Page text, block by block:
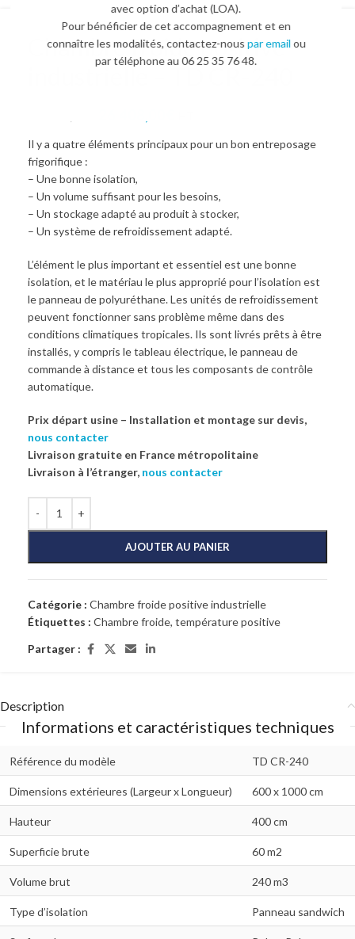
avec option d’achat (LOA).
Pour bénéficier de cet accompagnement et en
connaître les modalités, contactez-nouspar emailou
par téléphone au 06 25 35 76 48.
Chambre froide positive
industrielle – TD CR-240
Il y a quatre éléments principaux pour un bon entreposage
frigorifique :
– Une bonne isolation,
– Un volume suffisant pour les besoins,
– Un stockage adapté au produit à stocker,
– Un système de refroidissement adapté.
L’élément le plus important et essentiel est une bonne
isolation, et le matériau le plus approprié pour l’isolation est
le panneau de polyuréthane. Les unités de refroidissement
peuvent fonctionner sans problème même dans des
conditions climatiques tropicales. Ils sont livrés prêts à être
installés, y compris le tableau électrique, le panneau de
commande à distance et tous les composants de contrôle
automatique.
Prix départ usine – Installation et montage sur devis,
nous contacter
Livraison gratuite en France métropolitaine
Livraison à l’étranger, nous contacter
AJOUTER AU PANIER
Catégorie : Chambre froide positive industrielle
Étiquettes : Chambre froide, température positive
Partager :
Description
Informations et caractéristiques techniques
Référence du modèle TD CR-240
Dimensions extérieures (Largeur x Longueur) 600 x 1000 cm
Hauteur 400 cm
Superficie brute 60 m2
Volume brut 240 m3
Type d’isolation Panneau sandwich